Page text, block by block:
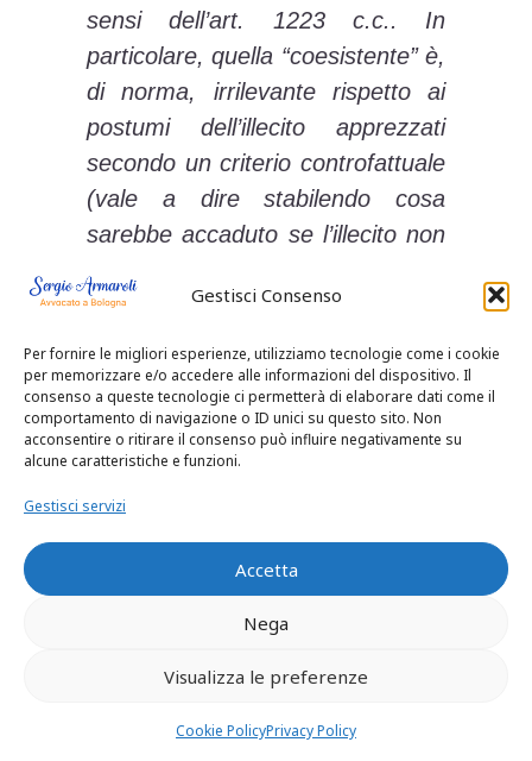
Gestisci Consenso
Per fornire le migliori esperienze, utilizziamo tecnologie come i cookie
per memorizzare e/o accedere alle informazioni del dispositivo. Il
consenso a queste tecnologie ci permetterà di elaborare dati come il
comportamento di navigazione o ID unici su questo sito. Non
acconsentire o ritirare il consenso può influire negativamente su
alcune caratteristiche e funzioni.
Gestisci servizi
Accetta
Nega
Visualizza le preferenze
Cookie PolicyPrivacy Policy
sensi dell’art. 1223 c.c.. In
particolare, quella “coesistente” è,
di norma, irrilevante rispetto ai
postumi dell’illecito apprezzati
secondo un criterio controfattuale
(vale a dire stabilendo cosa
sarebbe accaduto se l’illecito non
si fosse verificato) sicché anche
di essa non dovrà tenersi conto
nella determinazione del grado di
invalidità permanente e nella
liquidazione del danno; viceversa,
secondo lo stesso criterio, quella
quanto gli effetti invalidanti sono
gravi, se associata ad altra
menomazione (anche se
conto ai fini della sola liquidazione